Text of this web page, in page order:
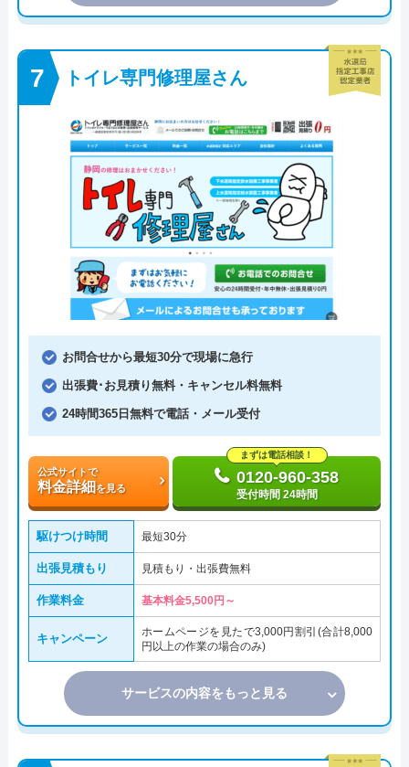
トイレ専門修理屋さん
お問合せから最短30分で現場に急行
出張費･お見積り無料・キャンセル料無料
24時間365日無料で電話・メール受付
公式サイトで
料金詳細 を見る
まずは電話相談！
0120-960-358
受付時間 24時間
駆けつけ時間 最短30分
出張見積もり 見積もり・出張費無料
作業料金 基本料金5,500円～
キャンペーン
ホームページを見たで3,000円割引(合計8,000
円以上の作業の場合のみ)
サービスの内容をもっと見る